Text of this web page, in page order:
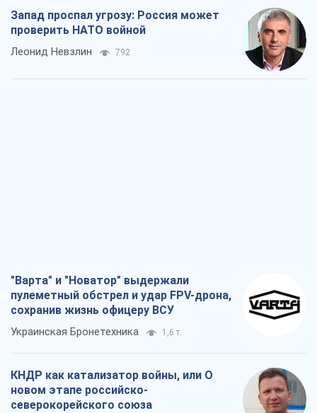
Запад проспал угрозу: Россия может
проверить НАТО войной
Леонид Невзлин 792
"Варта" и "Новатор" выдержали
пулеметный обстрел и удар FPV-дрона,
сохранив жизнь офицеру ВСУ
Украинская Бронетехника 1,6 т.
КНДР как катализатор войны, или О
новом этапе российско-
северокорейского союза